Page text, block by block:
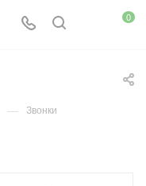
0
— Звонки